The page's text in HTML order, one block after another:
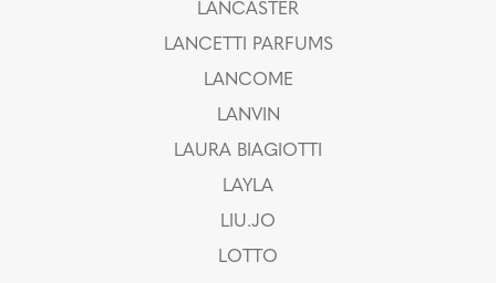
LANCASTER
LANCETTI PARFUMS
LANCOME
LANVIN
LAURA BIAGIOTTI
LAYLA
LIU.JO
LOTTO